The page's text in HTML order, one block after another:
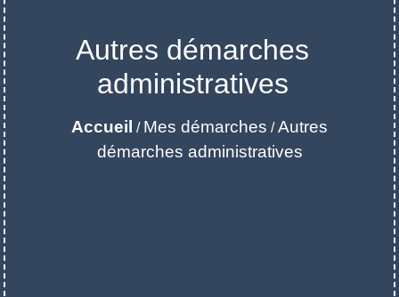
Autres démarches
administratives
Accueil / Mes démarches /Autres
démarches administratives